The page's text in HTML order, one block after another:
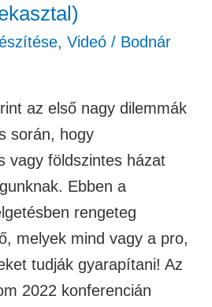
, Videó / Bodnár
az első nagy dilemmák
során, hogy
vagy földszintes házat
Ebben a
rengeteg
melyek mind vagy a pro,
tudják gyarapítani! Az
2022 konferencián